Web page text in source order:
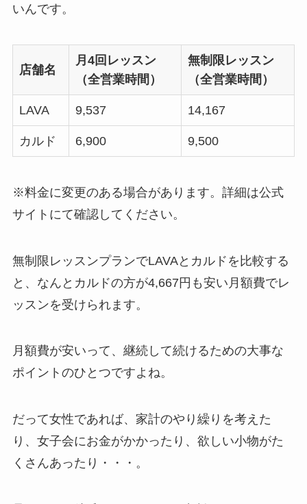
いんです。
店舗名
月4回レッスン
（全営業時間）
無制限レッスン
（全営業時間）
LAVA 9,537 14,167
カルド 6,900 9,500
※料金に変更のある場合があります。詳細は公式
サイトにて確認してください。
無制限レッスンプランでLAVAとカルドを比較する
と、なんと カルドの方が4,667円も安い月額費でレ
ッスンを受けられます。
月額費が安いって、継続して続けるための大事な
ポイントのひとつですよね。
だって女性であれば、家計のやり繰りを考えた
り、女子会にお金がかかったり、欲しい小物がた
くさんあったり・・・。